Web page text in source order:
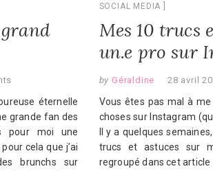
éternelle
grande fan des
pour moi une
pour cela que j’ai
brunchs sur
SOCIAL MEDIA
Mes 10 trucs
un.e pro sur
by Géraldine 28 avril
Vous êtes pas mal à
choses sur Instagram
Il y a quelques
trucs et astuces sur
regroupé dans cet